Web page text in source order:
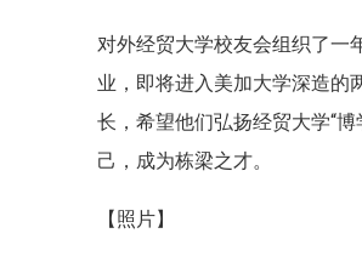
对外经贸大学校友会组织了一
业，即将进入美加大学深造的
长，希望他们弘扬经贸大学“
己，成为栋梁之才。
【照片】